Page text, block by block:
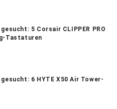
5 Corsair CLIPPER PRO
Tastaturen
6 HYTE X50 Air Tower-